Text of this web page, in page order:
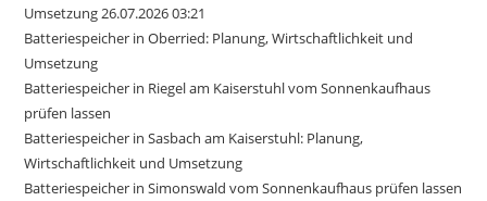
Umsetzung 26.07.2026 03:21
Batteriespeicher in Oberried: Planung, Wirtschaftlichkeit und
Umsetzung
Batteriespeicher in Riegel am Kaiserstuhl vom Sonnenkaufhaus
prüfen lassen
Batteriespeicher in Sasbach am Kaiserstuhl: Planung,
Wirtschaftlichkeit und Umsetzung
Batteriespeicher in Simonswald vom Sonnenkaufhaus prüfen lassen